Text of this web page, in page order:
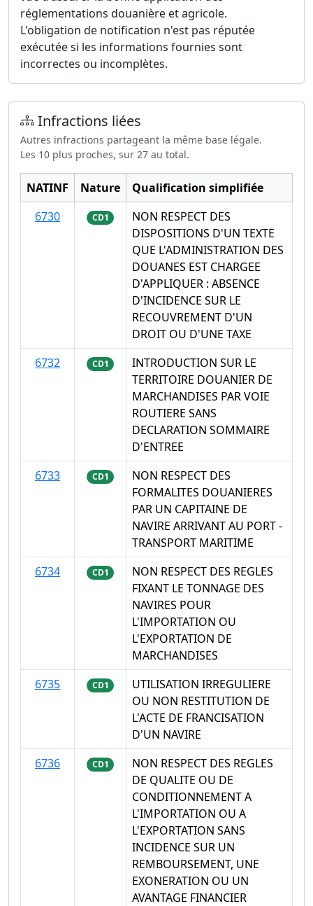
réglementations douanière et agricole.
L'obligation de notification n'est pas réputée
exécutée si les informations fournies sont
incorrectes ou incomplètes.
Infractions liées
Autres infractions partageant la même base légale.
Les 10 plus proches, sur 27 au total.
NATINF Nature
Qualification simplifiée
6730
CD1
NON RESPECT DES
DISPOSITIONS D'UN TEXTE
QUE L'ADMINISTRATION DES
DOUANES EST CHARGEE
D'APPLIQUER : ABSENCE
D'INCIDENCE SUR LE
RECOUVREMENT D'UN
DROIT OU D'UNE TAXE
6732
CD1
INTRODUCTION SUR LE
TERRITOIRE DOUANIER DE
MARCHANDISES PAR VOIE
ROUTIERE SANS
DECLARATION SOMMAIRE
D'ENTREE
6733
CD1
NON RESPECT DES
FORMALITES DOUANIERES
PAR UN CAPITAINE DE
NAVIRE ARRIVANT AU PORT -
TRANSPORT MARITIME
6734
CD1
NON RESPECT DES REGLES
FIXANT LE TONNAGE DES
NAVIRES POUR
L'IMPORTATION OU
L'EXPORTATION DE
MARCHANDISES
6735
CD1
UTILISATION IRREGULIERE
OU NON RESTITUTION DE
L'ACTE DE FRANCISATION
D'UN NAVIRE
6736
CD1
NON RESPECT DES REGLES
DE QUALITE OU DE
CONDITIONNEMENT A
L'IMPORTATION OU A
L'EXPORTATION SANS
INCIDENCE SUR UN
REMBOURSEMENT, UNE
EXONERATION OU UN
AVANTAGE FINANCIER